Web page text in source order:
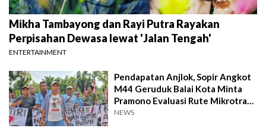
Mikha Tambayong dan Rayi Putra Rayakan
Perpisahan Dewasa lewat 'Jalan Tengah'
ENTERTAINMENT
Pendapatan Anjlok, Sopir Angkot
M44 Geruduk Balai Kota Minta
Pramono Evaluasi Rute Mikrotrans
48A
NEWS